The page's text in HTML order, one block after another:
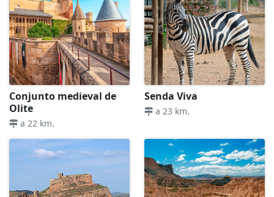
Conjunto medieval de
Olite
a 22 km.
Senda Viva
a 23 km.